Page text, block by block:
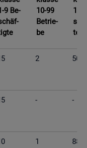
9 Be­
10-99
Be­trie­
be
10-
te
2 50
- -
1 88